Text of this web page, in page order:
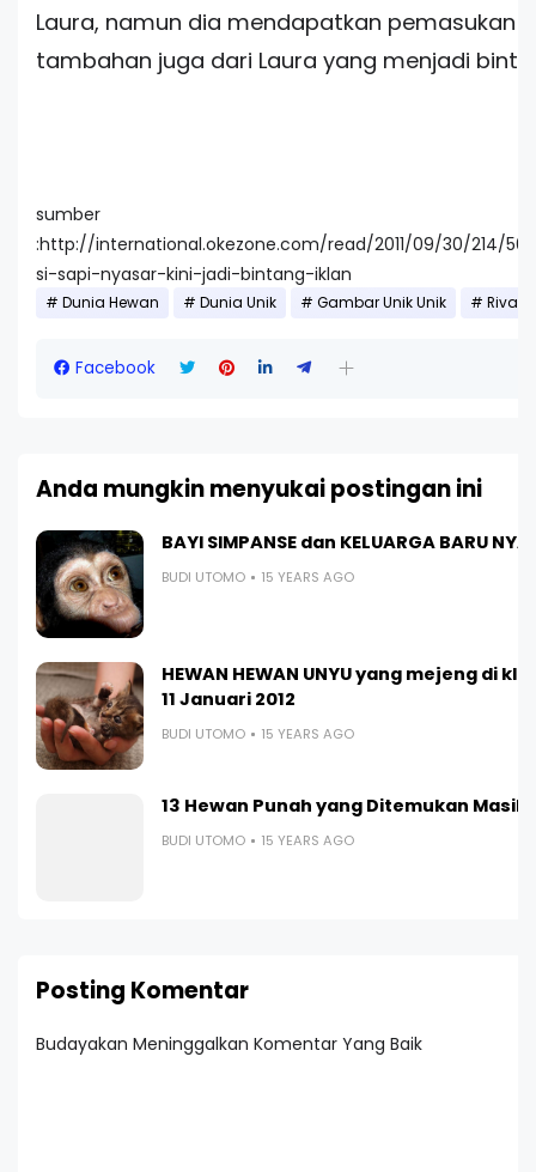
Laura, namun dia mendapatkan pemasukan
tambahan juga dari Laura yang menjadi
sumber
:http://international.okezone.com/read/2011/09/30/214/
si-sapi-nyasar-kini-jadi-bintang-iklan
Dunia Hewan Dunia Unik Gambar Unik Unik Riva
Facebook
Anda mungkin menyukai postingan ini
BAYI SIMPANSE dan KELUARGA BARU NYA
BUDI UTOMO 15 YEARS AGO
HEWAN HEWAN UNYU yang mejeng di
11 Januari 2012
BUDI UTOMO 15 YEARS AGO
13 Hewan Punah yang Ditemukan Masih
BUDI UTOMO 15 YEARS AGO
Posting Komentar
Budayakan Meninggalkan Komentar Yang Baik